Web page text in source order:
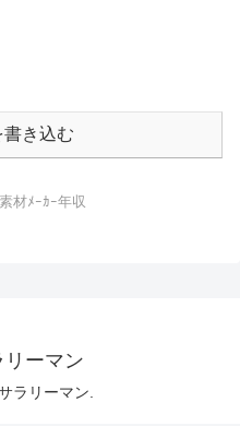
書き込む
材ﾒｰｶｰ年収
ーマン
ラリーマン.